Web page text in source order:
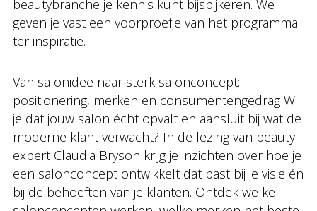
beautybranche je kennis kunt bijspijkeren. We
geven je vast een voorproefje van het programma
ter inspiratie.
Van salonidee naar sterk salonconcept:
positionering, merken en consumentengedrag Wil
je dat jouw salon écht opvalt en aansluit bij wat de
moderne klant verwacht? In de lezing van beauty-
expert Claudia Bryson krijg je inzichten over hoe je
een salonconcept ontwikkelt dat past bij je visie én
bij de behoeften van je klanten. Ontdek welke